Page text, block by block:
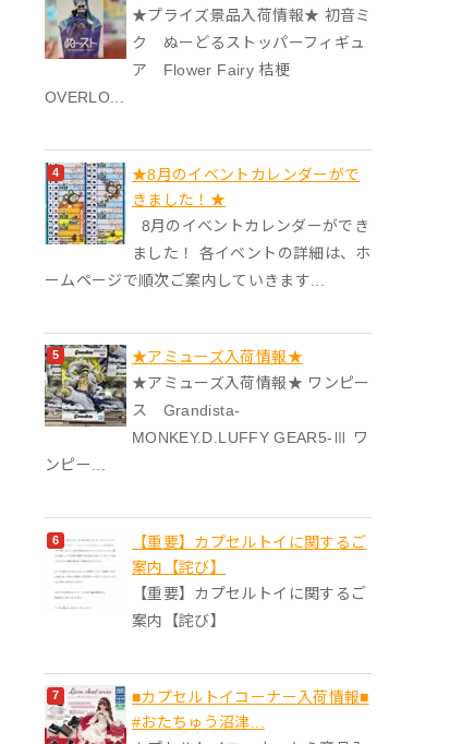
★プライズ景品入荷情報★ 初音ミ
ク ぬーどるストッパーフィギュ
ア Flower Fairy 桔梗
OVERLO...
★8月のイベントカレンダーがで
きました！★
8月のイベントカレンダーができ
ました！ 各イベントの詳細は、ホ
ームページで順次ご案内していきます...
★アミューズ入荷情報★
★アミューズ入荷情報★ ワンピー
ス Grandista-
MONKEY.D.LUFFY GEAR5-Ⅲ ワ
ンピー...
【重要】カプセルトイに関するご
案内【詫び】
【重要】カプセルトイに関するご
案内【詫び】
■カプセルトイコーナー入荷情報■
#おたちゅう沼津...